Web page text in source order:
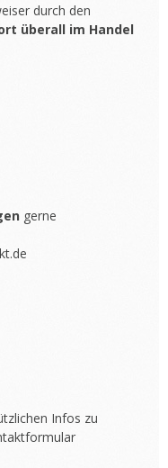
durch den
überall im Handel
gerne
Infos zu